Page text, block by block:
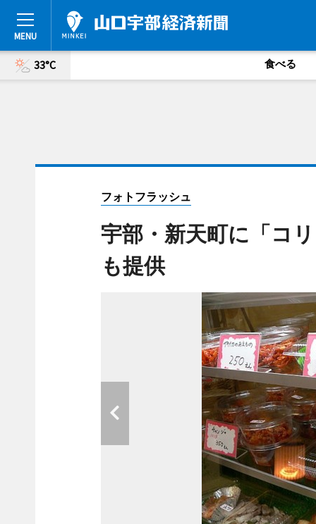
33°C 食べる
フォトフラッシュ
宇部・新天町に「コ
も提供